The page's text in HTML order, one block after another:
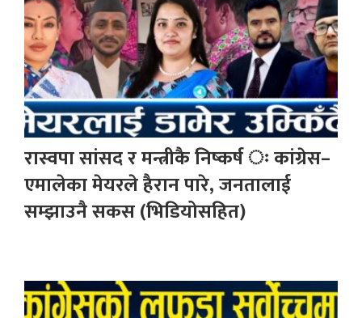
रास्वपा सांसद र मन्त्रीकै निष्कर्ष ः कांग्रेस–
एमालेका मेयरले हैरान पारे, जनतालाई
सम्झाउनै सकस (भिडियोसहित)